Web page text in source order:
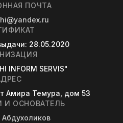
ПОЧТА
: 28.05.2020
INFORM SERVIS"
Амира Темура, дом 53
И ОСНОВАТЕЛЬ